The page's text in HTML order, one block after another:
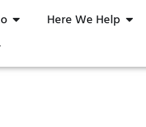
Here We Help